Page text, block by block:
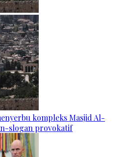
kompleks Masjid Al-
slogan provokatif